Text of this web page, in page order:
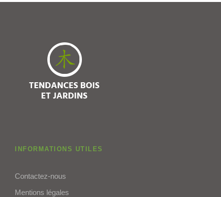
INFORMATIONS UTILES
Contactez-nous
Mentions légales